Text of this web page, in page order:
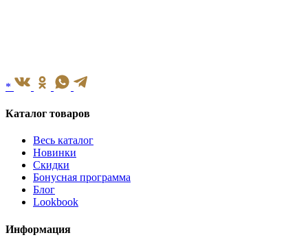
*
Каталог товаров
Весь каталог
Новинки
Скидки
Бонусная программа
Блог
Lookbook
Информация